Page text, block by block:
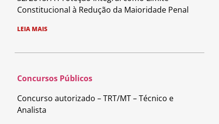
Constitucional à Redução da Maioridade Penal
LEIA MAIS
Concursos Públicos
Concurso autorizado – TRT/MT – Técnico e
Analista